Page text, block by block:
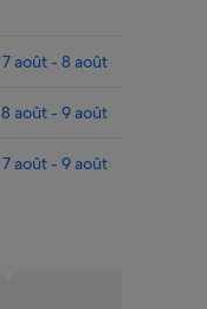
7 août - 8 août
8 août - 9 août
7 août - 9 août